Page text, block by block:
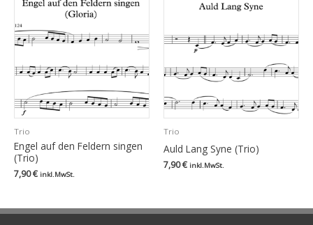
Trio
Engel auf den Feldern singen
(Trio)
7,90€ inkl.MwSt.
Trio
Auld Lang Syne (Trio)
7,90€ inkl.MwSt.